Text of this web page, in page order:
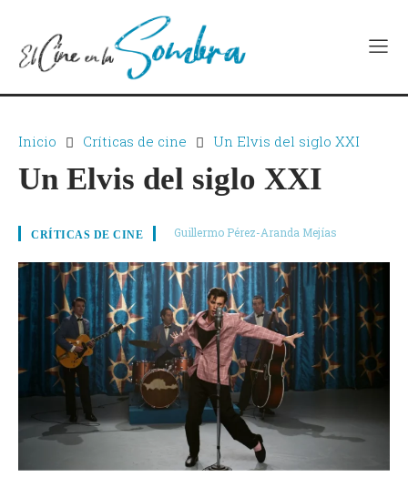
Inicio Críticas de cine Un Elvis del siglo XXI
Un Elvis del siglo XXI
CRÍTICAS DE CINE Guillermo Pérez-Aranda Mejías